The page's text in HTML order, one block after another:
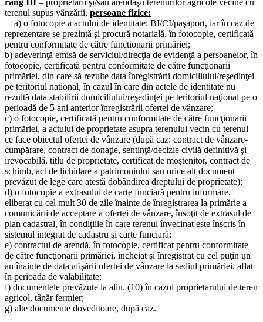
terenul supus vânzării, persoane fizice:
a) o fotocopie a actului de identitate: BI/CI/paşaport, iar în caz de
reprezentare se prezintă şi procură notarială, în fotocopie, certificată
pentru conformitate de către funcţionarii primăriei;
b) adeverinţă emisă de serviciul/direcţia de evidenţă a persoanelor, în
fotocopie, certificată pentru conformitate de către funcţionarii
primăriei, din care să rezulte data înregistrării domiciliului/reşedinţei
pe teritoriul naţional, în cazul în care din actele de identitate nu
rezultă data stabilirii domiciliului/reşedinţei pe teritoriul naţional pe o
perioadă de 5 ani anterior înregistrării ofertei de vânzare;
c) o fotocopie, certificată pentru conformitate de către funcţionarii
primăriei, a actului de proprietate asupra terenului vecin cu terenul
ce face obiectul ofertei de vânzare (după caz: contract de vânzare-
cumpărare, contract de donaţie, sentinţă/decizie civilă definitivă şi
irevocabilă, titlu de proprietate, certificat de moştenitor, contract de
schimb, act de lichidare a patrimoniului sau orice alt document
prevăzut de lege care atestă dobândirea dreptului de proprietate);
d) o fotocopie a extrasului de carte funciară pentru informare,
eliberat cu cel mult 30 de zile înainte de înregistrarea la primărie a
comunicării de acceptare a ofertei de vânzare, însoţit de extrasul de
plan cadastral, în condiţiile în care terenul învecinat este înscris în
sistemul integrat de cadastru şi carte funciară;
e) contractul de arendă, în fotocopie, certificat pentru conformitate
de către funcţionarii primăriei, încheiat şi înregistrat cu cel puţin un
an înainte de data afişării ofertei de vânzare la sediul primăriei, aflat
în perioada de valabilitate;
f) documentele prevăzute la alin. (10) în cazul proprietarului de teren
agricol, tânăr fermier;
g) alte documente doveditoare, după caz.